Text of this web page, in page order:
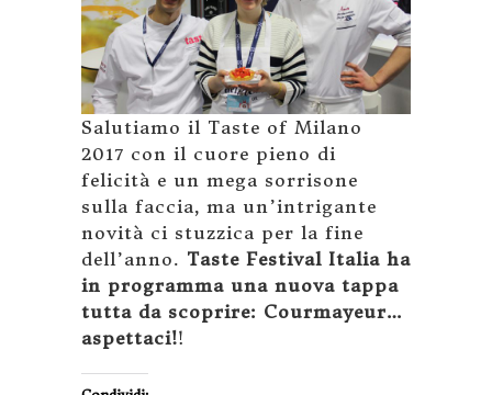
Salutiamo il Taste of Milano
2017 con il cuore pieno di
felicità e un mega sorrisone
sulla faccia, ma un’intrigante
novità ci stuzzica per la fine
dell’anno. Taste Festival Italia ha
in programma una nuova tappa
tutta da scoprire: Courmayeur…
aspettaci!!